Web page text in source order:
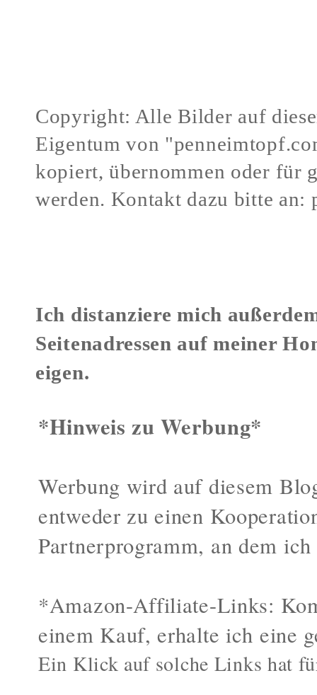
Copyright: Alle Bilder auf
Eigentum von
kopiert, übernommen oder für
werden. Kontakt dazu bitte an:
Ich distanziere mich
Seitenadressen auf meiner
eigen.
*Hinweis zu Werbung*
Werbung wird auf diesem
entweder zu einen
Partnerprogramm, an dem
*Amazon-Affiliate-Links:
einem Kauf, erhalte ich eine
Ein Klick auf solche Links hat